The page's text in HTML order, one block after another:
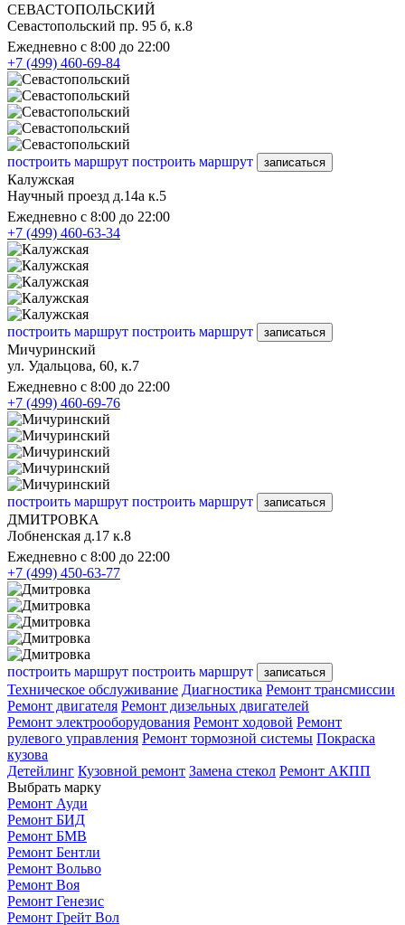
СЕВАСТОПОЛЬСКИЙ
Севастопольский пр. 95 б, к.8
Ежедневно с 8:00 до 22:00
+7 (499) 460-69-84
построить маршрут построить маршрут записаться
Калужская
Научный проезд д.14а к.5
Ежедневно с 8:00 до 22:00
+7 (499) 460-63-34
построить маршрут построить маршрут записаться
Мичуринский
ул. Удальцова, 60, к.7
Ежедневно с 8:00 до 22:00
+7 (499) 460-69-76
построить маршрут построить маршрут записаться
ДМИТРОВКА
Лобненская д.17 к.8
Ежедневно с 8:00 до 22:00
+7 (499) 450-63-77
построить маршрут построить маршрут записаться
Техническое обслуживание Диагностика Ремонт трансмиссии
Ремонт двигателя Ремонт дизельных двигателей
Ремонт электрооборудования Ремонт ходовой Ремонт
рулевого управления Ремонт тормозной системы Покраска
кузова
Детейлинг Кузовной ремонт Замена стекол Ремонт АКПП
Выбрать марку
Ремонт Ауди
Ремонт БИД
Ремонт БМВ
Ремонт Бентли
Ремонт Вольво
Ремонт Воя
Ремонт Генезис
Ремонт Грейт Вол